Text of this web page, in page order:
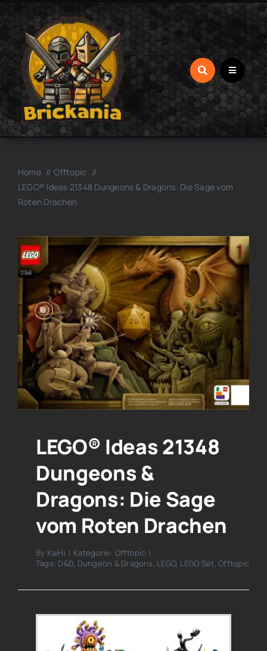
Zum
Inhalt
springen
Home
Offtopic
LEGO® Ideas 21348 Dungeons & Dragons: Die Sage vom
Roten Drachen
LEGO® Ideas 21348
Dungeons &
Dragons: Die Sage
vom Roten Drachen
By KaiHi | Kategorie: Offtopic |
Tags: D&D, Dungeon & Dragons, LEGO, LEGO Set,Offtopic